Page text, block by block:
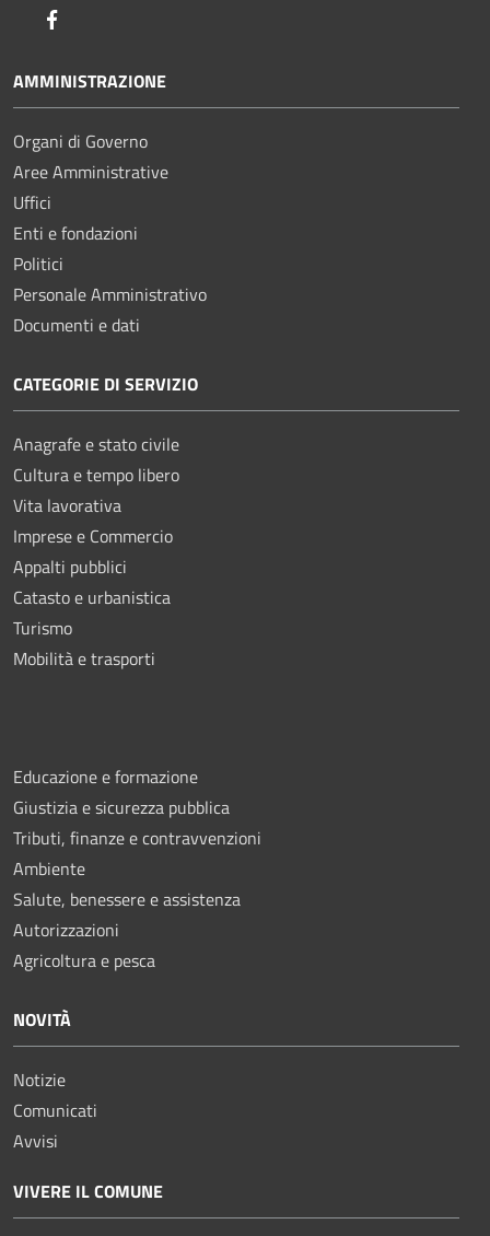
AMMINISTRAZIONE
Organi di Governo
Aree Amministrative
Uffici
Enti e fondazioni
Politici
Personale Amministrativo
Documenti e dati
CATEGORIE DI SERVIZIO
Anagrafe e stato civile
Cultura e tempo libero
Vita lavorativa
Imprese e Commercio
Appalti pubblici
Catasto e urbanistica
Turismo
Mobilità e trasporti
Educazione e formazione
Giustizia e sicurezza pubblica
Tributi, finanze e contravvenzioni
Ambiente
Salute, benessere e assistenza
Autorizzazioni
Agricoltura e pesca
NOVITÀ
Notizie
Comunicati
Avvisi
VIVERE IL COMUNE